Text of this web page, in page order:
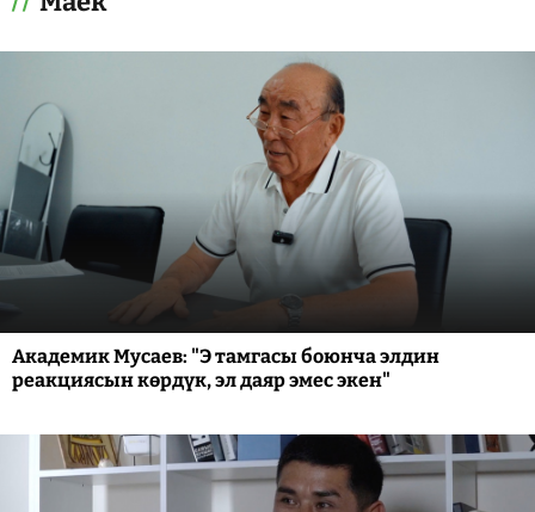
Академик Мусаев: "Э тамгасы боюнча элдин
реакциясын көрдүк, эл даяр эмес экен"